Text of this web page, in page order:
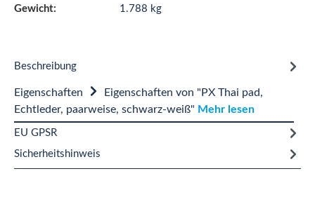
Gewicht: 1.788 kg
Beschreibung
Eigenschaften
Eigenschaften von "PX Thai pad,
Echtleder, paarweise, schwarz-weiß" Mehr lesen
EU GPSR
Sicherheitshinweis